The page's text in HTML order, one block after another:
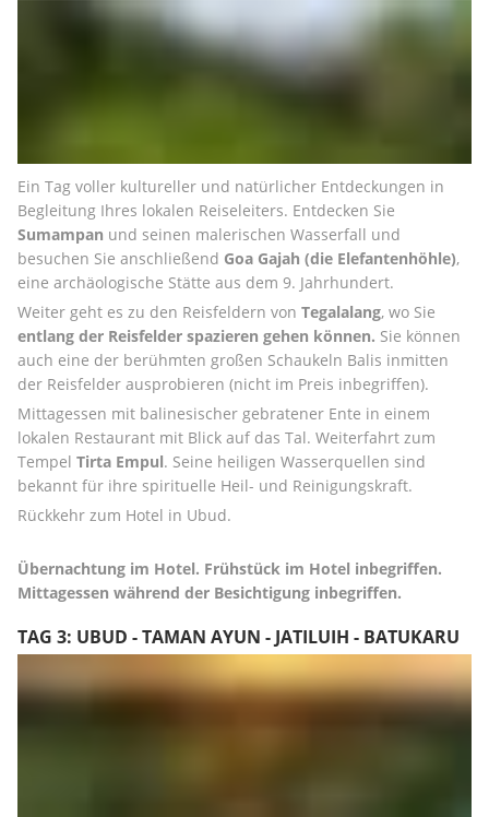
Ein Tag voller kultureller und natürlicher Entdeckungen in
Sumampan und seinen malerischen Wasserfall und
besuchen Sie anschließend Goa Gajah (die Elefantenhöhle),
eine archäologische Stätte aus dem 9. Jahrhundert.
Weiter geht es zu den Reisfeldern von Tegalalang
entlang der Reisfelder spazieren gehen können. Sie können
auch eine der berühmten großen Schaukeln Balis inmitten
der Reisfelder ausprobieren (nicht im Preis inbegriffen).
Mittagessen mit balinesischer gebratener Ente in einem
lokalen Restaurant mit Blick auf das Tal. Weiterfahrt zum
Tempel Tirta Empul. Seine heiligen Wasserquellen sind
bekannt für ihre spirituelle Heil- und Reinigungskraft.
Rückkehr zum Hotel in Ubud.
Übernachtung im Hotel. Frühstück im Hotel inbegriffen.
Mittagessen während der Besichtigung inbegriffen.
TAG 3: UBUD - TAMAN AYUN - JATILUIH - BATUKARU